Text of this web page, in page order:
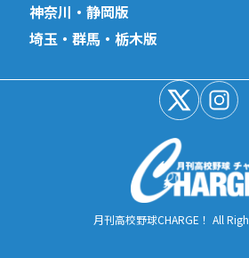
神奈川・静岡版
埼玉・群馬・栃木版
月刊高校野球CHARGE！ All